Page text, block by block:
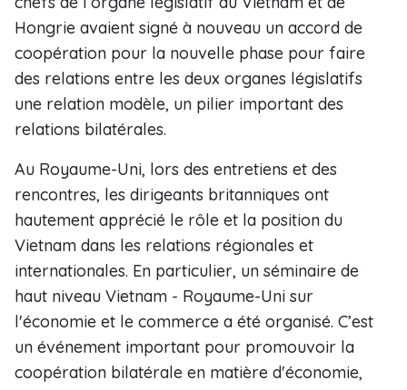
Hongrie avaient signé à nouveau un accord de
coopération pour la nouvelle phase pour faire
des relations entre les deux organes législatifs
une relation modèle, un pilier important des
relations bilatérales.
Au Royaume-Uni, lors des entretiens et des
rencontres, les dirigeants britanniques ont
hautement apprécié le rôle et la position du
Vietnam dans les relations régionales et
internationales. En particulier, un séminaire de
haut niveau Vietnam - Royaume-Uni sur
l'économie et le commerce a été organisé. C’est
un événement important pour promouvoir la
coopération bilatérale en matière d'économie,